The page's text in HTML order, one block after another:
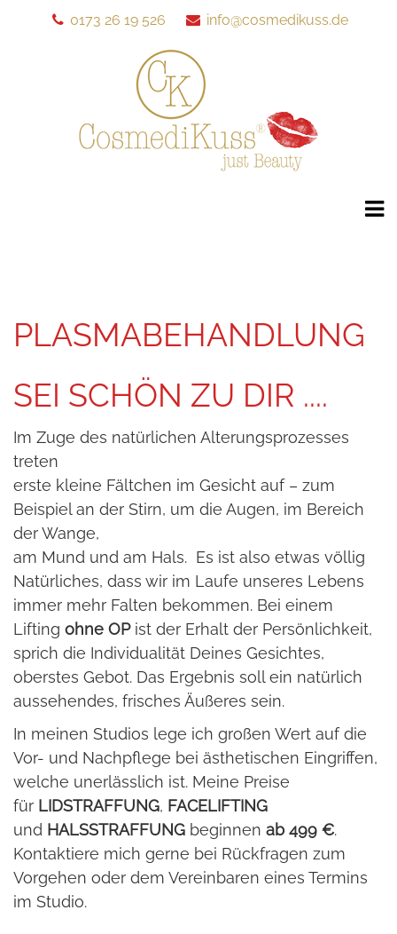
0173 26 19 526 info@cosmedikuss.de
PLASMABEHANDLUNG
SEI SCHÖN ZU DIR ....
Im Zuge des natürlichen Alterungsprozesses
treten
erste kleine Fältchen im Gesicht auf – zum
Beispiel an der Stirn, um die Augen, im Bereich
der Wange,
am Mund und am Hals. Es ist also etwas völlig
Natürliches, dass wir im Laufe unseres Lebens
immer mehr Falten bekommen. Bei einem
Lifting ohne OPist der Erhalt der Persönlichkeit,
sprich die Individualität Deines Gesichtes,
oberstes Gebot. Das Ergebnis soll ein natürlich
aussehendes, frisches Äußeres sein.
In meinen Studios lege ich großen Wert auf die
Vor- und Nachpflege bei ästhetischen Eingriffen,
welche unerlässlich ist. Meine Preise
für LIDSTRAFFUNG, FACELIFTING
und HALSSTRAFFUNG beginnen ab 499 €.
Kontaktiere mich gerne bei Rückfragen zum
Vorgehen oder dem Vereinbaren eines Termins
im Studio.